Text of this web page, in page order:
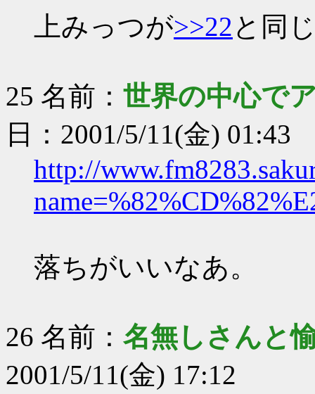
上みっつが>>22と同
25 名前： 世界の中心で
日：2001/5/11(金) 01:43
http://
落ちがいいなあ。
26 名前： 名無しさんと
2001/5/11(金) 17:12